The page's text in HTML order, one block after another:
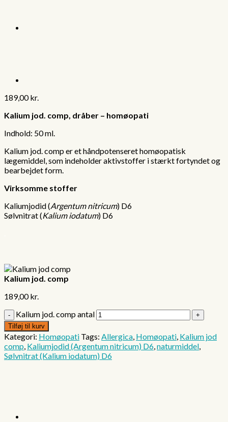
189,00kr.
Kalium jod. comp, dråber – homøopati
Indhold: 50 ml.
Kalium jod. comp er et håndpotenseret homøopatisk
lægemiddel, som indeholder aktivstoffer i stærkt fortyndet og
bearbejdet form.
Virksomme stoffer
Kaliumjodid (Argentum nitricum) D6
Sølvnitrat (Kalium iodatum) D6
Kalium jod. comp
189,00kr.
Kalium jod. comp antal
Tilføj til kurv
Kategori: Homøopati Tags: Allergica, Homøopati, Kalium jod
comp, Kaliumjodid (Argentum nitricum) D6,naturmiddel,
Sølvnitrat (Kalium iodatum) D6